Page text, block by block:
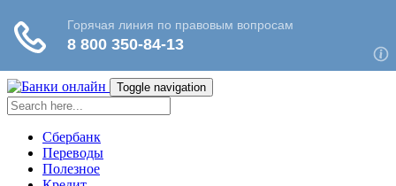
Toggle navigation
Сбербанк
Переводы
Полезное